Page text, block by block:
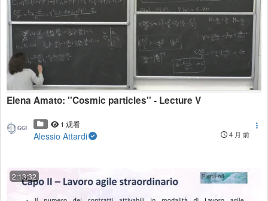
Elena Amato: ''Cosmic particles'' - Lecture V
1 观看
Alessio Attardi 4 月 前
2:13:32